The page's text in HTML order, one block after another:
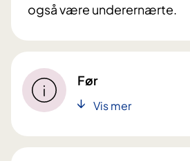
også være underernærte.
Før
Vis mer